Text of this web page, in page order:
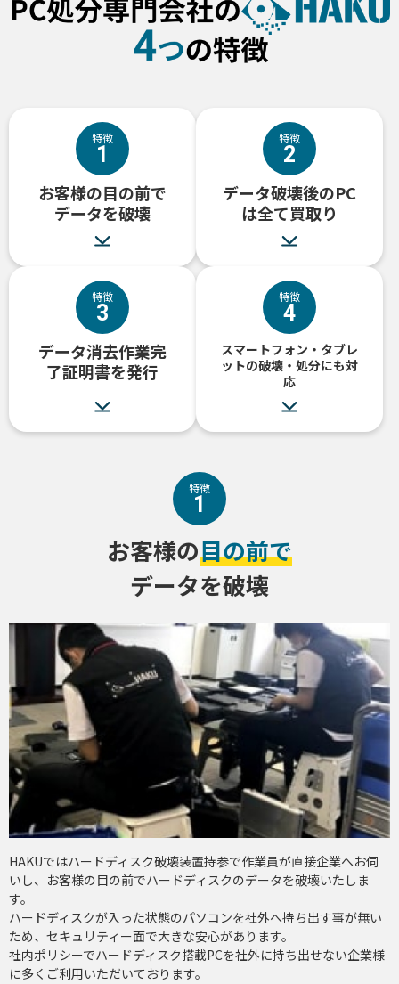
特徴
1
お客様の目の前で
データを破壊
特徴
2
データ破壊後のPC
は全て買取り
特徴
3
データ消去作業完
了証明書を発行
特徴
4
スマートフォン・タブレ
ットの破壊・処分にも対
応
特徴
1
お客様の目の前で
データを破壊
HAKUではハードディスク破壊装置持参で作業員が直接企業へお伺
いし、お客様の目の前でハードディスクのデータを破壊いたしま
す。
ハードディスクが入った状態のパソコンを社外へ持ち出す事が無い
ため、セキュリティー面で大きな安心があります。
社内ポリシーでハードディスク搭載PCを社外に持ち出せない企業様
に多くご利用いただいております。